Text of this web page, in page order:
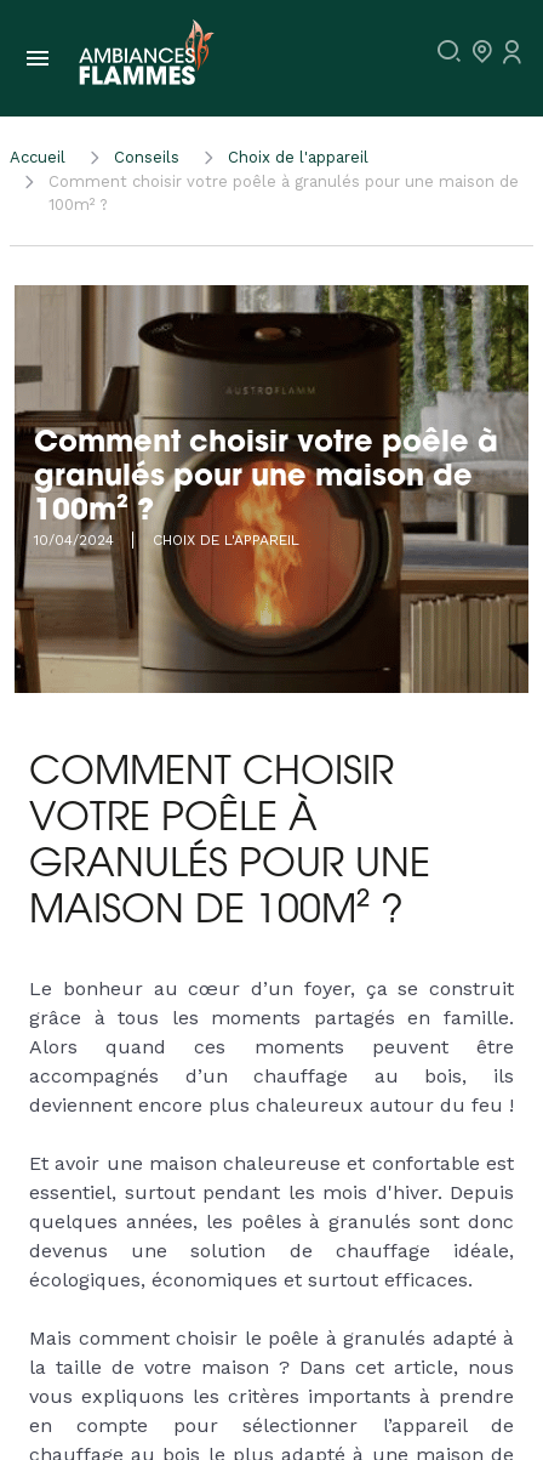
Accueil Conseils
Choix de l'appareil
Comment choisir votre poêle à granulés pour une maison de
100m² ?
Comment choisir votre poêle à
granulés pour une maison de
100m² ?
10/04/2024 CHOIX DE L'APPAREIL
COMMENT CHOISIR
VOTRE POÊLE À
GRANULÉS POUR UNE
MAISON DE 100M² ?
Le bonheur au cœur d’un foyer, ça se construit
grâce à tous les moments partagés en famille.
Alors quand ces moments peuvent être
accompagnés d’un chauffage au bois, ils
deviennent encore plus chaleureux autour du feu !
Et avoir une maison chaleureuse et confortable est
essentiel, surtout pendant les mois d'hiver. Depuis
quelques années, les poêles à granulés sont donc
devenus une solution de chauffage idéale,
écologiques, économiques et surtout efficaces.
Mais comment choisir le poêle à granulés adapté à
la taille de votre maison ? Dans cet article, nous
vous expliquons les critères importants à prendre
en compte pour sélectionner l’appareil de
chauffage au bois le plus adapté à une maison de